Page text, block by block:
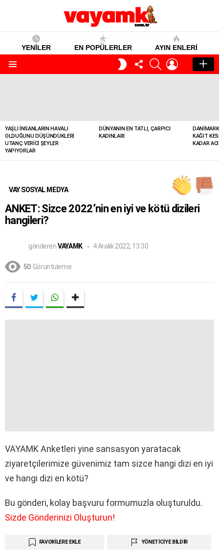
YENİLER EN POPÜLERLER AYIN ENLERI
GECE
MODU
TAKIP
ET
SEARCHGIRIŞ
YAŞLI İNSANLARIN HAVALI
OLDUĞUNU DÜŞÜNDÜKLERI
UTANÇ VERICI ŞEYLER
YAPIYORLAR
DÜNYANIN EN TATLI, ÇARPICI
KADINLARI
KAĞIT
KADAR
VAY SOSYAL MEDYA
ANKET: Sizce 2022’nin en iyi ve kötü dizileri
hangileri?
gönderen VAYAMK 4 Aralık 2022, 13:30
50 Görüntüleme
VAYAMK Anketleri yine sansasyon yaratacak
ziyaretçilerimize güvenimiz tam sizce hangi dizi en iyi
ve hangi dizi en kötü?
Bu gönderi, kolay başvuru formumuzla oluşturuldu.
Sizde Gönderinizi Oluşturun!
FAVORILERE EKLE YÖNETICIYE BILDIR